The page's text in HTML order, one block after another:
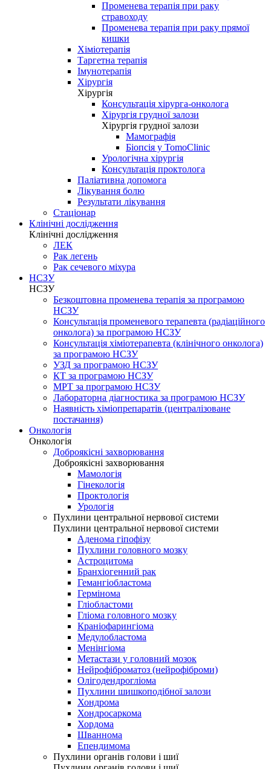
Променева терапія при раку
стравоходу
Променева терапія при раку прямої
кишки
Хіміотерапія
Таргетна терапія
Імунотерапія
Хірургія
Хірургія
Консультація хірурга-онколога
Хірургія грудної залози
Хірургія грудної залози
Мамографія
Біопсія у TomoClinic
Урологічна хірургія
Консультація проктолога
Паліативна допомога
Лікування болю
Результати лікування
Стаціонар
Клінічні дослідження
Клінічні дослідження
ЛЕК
Рак легень
Рак сечевого міхура
НСЗУ
НСЗУ
Безкоштовна променева терапія за програмою
НСЗУ
Консультація променевого терапевта (радіаційного
онколога) за програмою НСЗУ
Консультація хіміотерапевта (клінічного онколога)
за програмою НСЗУ
УЗД за програмою НСЗУ
КТ за програмою НСЗУ
МРТ за програмою НСЗУ
Лабораторна діагностика за програмою НСЗУ
Наявність хіміопрепаратів (централізоване
постачання)
Онкологія
Онкологія
Доброякісні захворювання
Доброякісні захворювання
Мамологія
Гінекологія
Проктологія
Урологія
Пухлини центральної нервової системи
Пухлини центральної нервової системи
Аденома гіпофізу
Пухлини головного мозку
Астроцитома
Бранхіогенний рак
Гемангіобластома
Гермінома
Гліобластоми
Гліома головного мозку
Краніофарингіома
Медулобластома
Менінгіома
Метастази у головний мозок
Нейрофіброматоз (нейрофіброми)
Олігодендрогліома
Пухлини шишкоподібної залози
Хондрома
Хондросаркома
Хордома
Шваннома
Епендимома
Пухлини органів голови і шиї